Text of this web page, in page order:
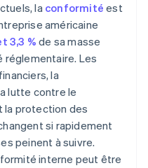
la conformité est
américaine
3,3 %de sa masse
réglementaire. Les
la
lutte contre le
la protection des
si rapidement
peinent à suivre.
interne peut être